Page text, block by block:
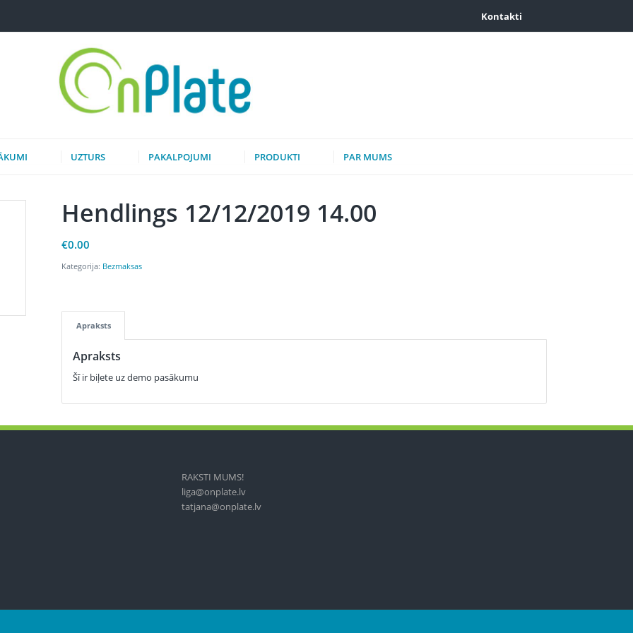
Kontakti
UZTURS PAKALPOJUMI PRODUKTI PAR MUMS
Hendlings 12/12/2019 14.00
€0.00
Kategorija: Bezmaksas
Apraksts
Apraksts
Šī ir biļete uz demo pasākumu
RAKSTI MUMS!
liga@onplate.lv
tatjana@onplate.lv